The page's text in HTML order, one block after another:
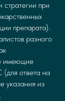
стратегии при
препарата).
разного
имеющие
(для ответа на
указания из